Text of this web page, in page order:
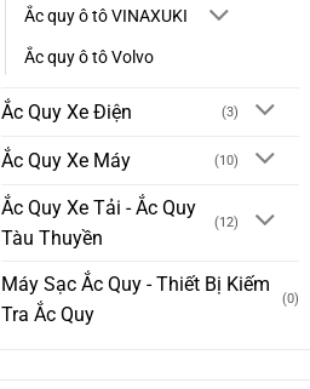
Ắc quy ô tô VINAXUKI
Ắc quy ô tô Volvo
Ắc Quy Xe Điện (3)
Ắc Quy Xe Máy (10)
Ắc Quy Xe Tải - Ắc Quy
Tàu Thuyền
(12)
Máy Sạc Ắc Quy - Thiết Bị Kiếm
Tra Ắc Quy
(0)